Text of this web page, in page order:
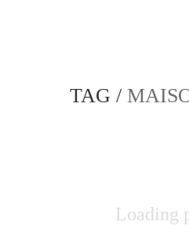
TAG /
Loading